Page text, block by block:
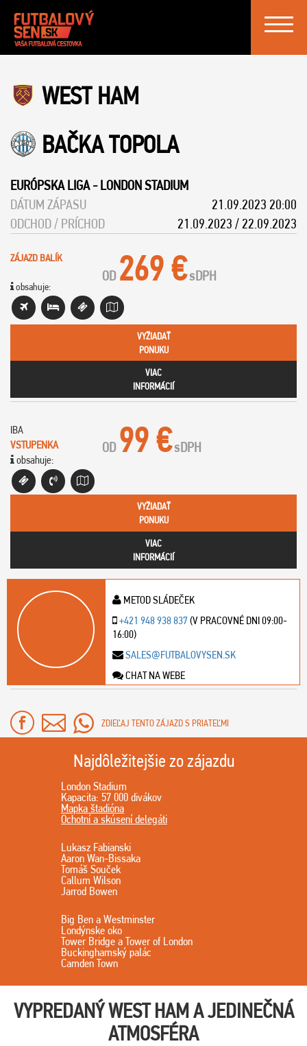
Toggle
WEST HAM
BAČKA TOPOLA
EURÓPSKA LIGA-LONDON STADIUM
DÁTUM ZÁPASU
21.09.2023 20:00
ODCHOD / PRÍCHOD
21.09.2023 / 22.09.2023
ZÁJAZD BALÍK
obsahuje:
OD 269 €sDPH
VYŽIADAŤ
PONUKU
VIAC
INFORMÁCIÍ
IBA
VSTUPENKA
obsahuje:
OD 99 €sDPH
VYŽIADAŤ
PONUKU
VIAC
INFORMÁCIÍ
METOD SLÁDEČEK
+421 948 938 837(V PRACOVNÉ DNI 09:00-
16:00)
SALES@FUTBALOVYSEN.SK
CHAT NA WEBE
ZDIEĽAJ TENTO ZÁJAZD S PRIATEĽMI
Najdôležitejšie zo zájazdu
London Stadium
Kapacita: 57 000 divákov
Mapka štadióna
Ochotní a skúsení delegáti
Lukasz Fabianski
Aaron Wan-Bissaka
Tomáš Souček
Callum Wilson
Jarrod Bowen
Big Ben a Westminster
Londýnske oko
Tower Bridge a Tower of London
Buckinghamský palác
Camden Town
VYPREDANÝ WEST HAM AJEDINEČNÁ
ATMOSFÉRA